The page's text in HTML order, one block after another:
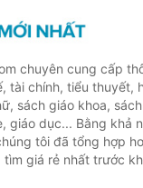
chuyên cung cấp
tài chính, tiểu thuyết,
sách giáo khoa,
giáo dục... Bằng khả
tôi đã tổng hợp
tìm giá rẻ nhất trước